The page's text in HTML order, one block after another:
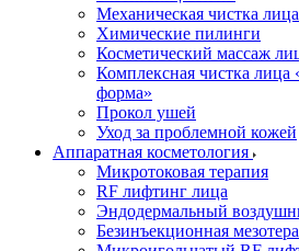
Механическая чистка лица
Химические пилинги
Косметический массаж
Комплексная чистка лица
форма»
Прокол ушей
Уход за проблемной кожей
Аппаратная косметология
Микротоковая терапия
RF лифтинг лица
Эндодермальный
Безинъекционная